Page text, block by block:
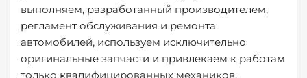
выполняем, разработанный производителем,
регламент обслуживания и ремонта
автомобилей, используем исключительно
оригинальные запчасти и привлекаем к работам
только квалифицированных механиков.